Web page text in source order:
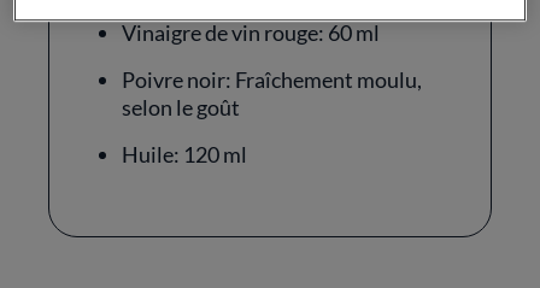
Vinaigre de vin rouge: 60 ml
Poivre noir: Fraîchement moulu,
selon le goût
Huile: 120 ml